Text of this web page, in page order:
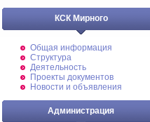
КСК Мирного
Общая информация
Структура
Деятельность
Проекты документов
Новости и объявления
Администрация